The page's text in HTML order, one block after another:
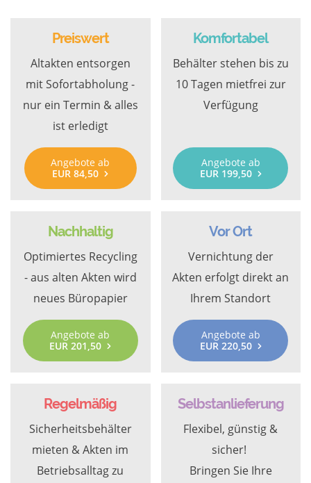
Preiswert
Altakten entsorgen
mit Sofortabholung -
nur ein Termin & alles
ist erledigt
Angebote ab
EUR 84,50
Komfortabel
Behälter stehen bis zu
10 Tagen mietfrei zur
Verfügung
Angebote ab
EUR 199,50
Nachhaltig
Optimiertes Recycling
- aus alten Akten wird
neues Büropapier
Angebote ab
EUR 201,50
Vor Ort
Vernichtung der
Akten erfolgt direkt an
Ihrem Standort
Angebote ab
EUR 220,50
Regelmäßig
Sicherheitsbehälter
mieten & Akten im
Betriebsalltag zu
Selbstanlieferung
Flexibel, günstig &
sicher!
Bringen Sie Ihre